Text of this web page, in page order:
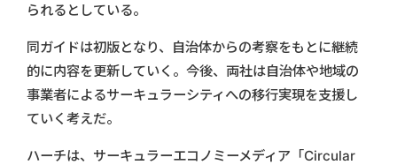
られるとしている。
同ガイドは初版となり、自治体からの考察をもとに継続
的に内容を更新していく。今後、両社は自治体や地域の
事業者によるサーキュラーシティへの移行実現を支援し
ていく考えだ。
ハーチは、サーキュラーエコノミーメディア「Circular